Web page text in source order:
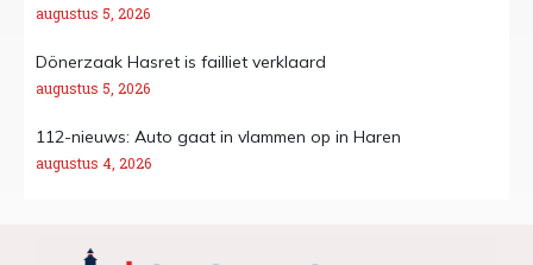
augustus 5, 2026
Dönerzaak Hasret is failliet verklaard
augustus 5, 2026
112-nieuws: Auto gaat in vlammen op in Haren
augustus 4, 2026